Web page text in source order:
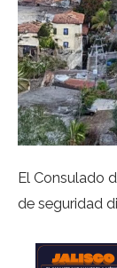
El Consulado
de seguridad